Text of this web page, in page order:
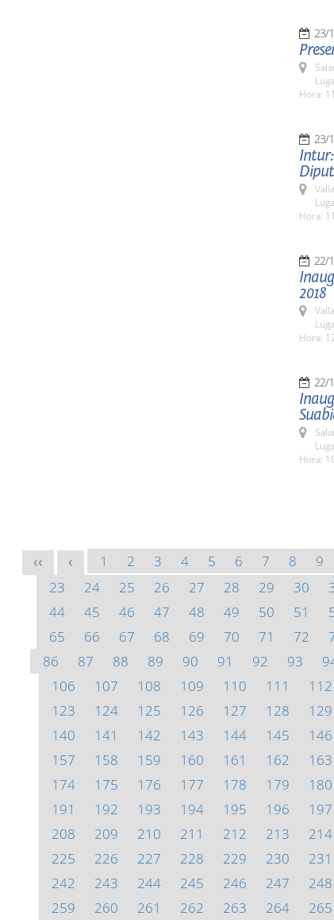
23/
Hora:
23/
Intur:
Hora:
22/
2018
Hora:
22/
Hora:
<< < 1 2 3 4 5 6 7 8 9
23
24 25 26 27 28 29 30
44
45 46 47 48 49 50 51
65
66 67 68 69 70 71 72
86
87 88 89 90 91 92 93
106
107 108 109 110 111 112
123
124 125 126 127 128 129
140
141 142 143 144 145 146
157
158 159 160 161 162 163
174
175 176 177 178 179 180
191
192 193 194 195 196 197
208
209 210 211 212 213 214
225
226 227 228 229 230 231
242
243 244 245 246 247 248
259
260 261 262 263 264 265